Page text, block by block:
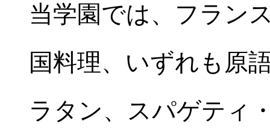
当学園では、フラン
国料理、いずれも原
ラタン、スパゲティ